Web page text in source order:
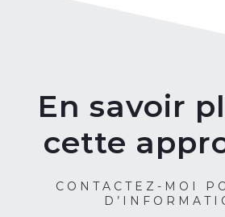
En savoir
cette
CONTACTEZ-MOI